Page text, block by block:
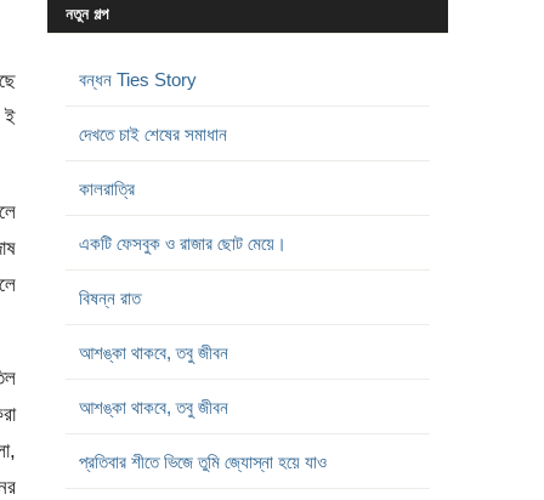
ই
নতুন গল্প
বন্ধন Ties Story
দেখতে চাই শেষের সমাধান
কালরাত্রি
একটি ফেসবুক ও রাজার ছোট মেয়ে।
বিষন্ন রাত
আশঙ্কা থাকবে, তবু জীবন
আশঙ্কা থাকবে, তবু জীবন
প্রতিবার শীতে ভিজে তুমি জ্যোস্না হয়ে যাও